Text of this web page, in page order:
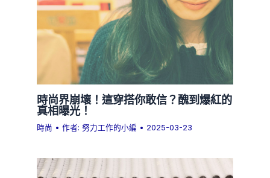
時尚界崩壞！這穿搭你敢信？醜到爆紅的
真相曝光！
時尚 • 作者:努力工作的小編 • 2025-03-23